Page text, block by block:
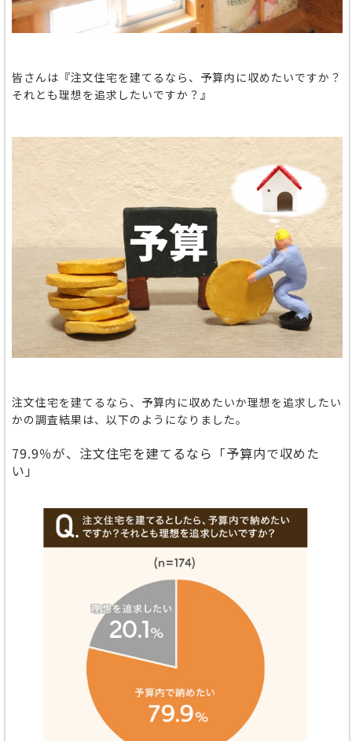
皆さんは『注文住宅を建てるなら、予算内に収めたいですか？
それとも理想を追求したいですか？』
注文住宅を建てるなら、予算内に収めたいか理想を追求したい
かの調査結果は、以下のようになりました。
79.9％が、注文住宅を建てるなら「予算内で収めた
い」